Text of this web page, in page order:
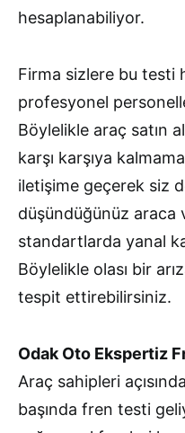
hesaplanabiliyor.
Firma sizlere bu testi
profesyonel
Böylelikle araç satın
karşı karşıya
iletişime geçerek siz
düşündüğünüz araca
standartlarda yanal
Böylelikle olası bir
tespit ettirebilirsiniz.
Odak Oto Ekspertiz
Araç sahipleri
başında fren testi